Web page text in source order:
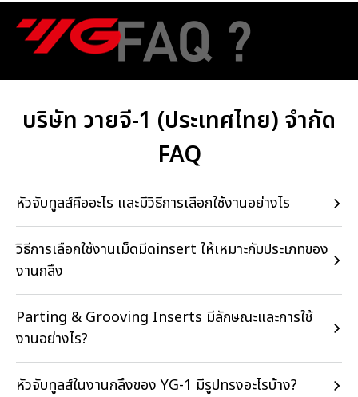
บริษัท วายจี-1 (ประเทศไทย) จำกัด
FAQ
หัวจับทูลส์คืออะไร และมีวิธีการเลือกใช้งานอย่างไร
วิธีการเลือกใช้งานเม็ดมีดinsert ให้เหมาะกับประเภทของ
งานกลึง
Parting & Grooving Inserts มีลักษณะและการใช้
งานอย่างไร?
หัวจับทูลส์ในงานกลึงของ YG-1 มีรูปทรงอะไรบ้าง?